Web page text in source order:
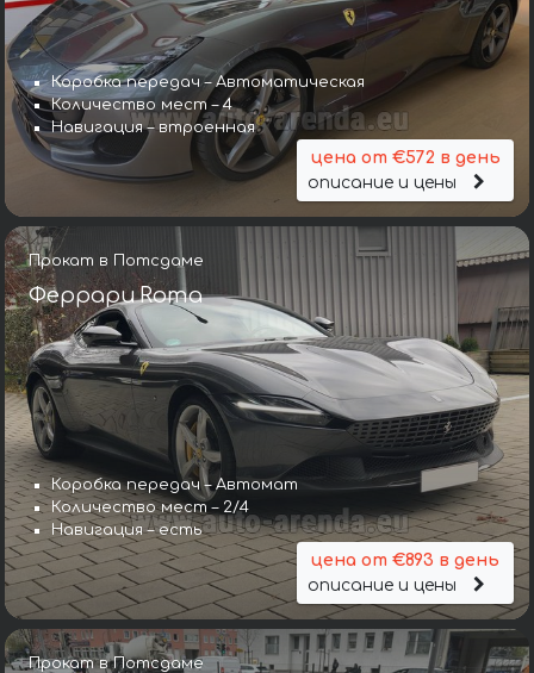
Коробка передач – Автоматическая
Количество мест – 4
Навигация – втроенная
цена от €572 в день
описание и цены
Прокат в Потсдаме
Феррари Roma
Коробка передач – Автомат
Количество мест – 2/4
Навигация – есть
цена от €893 в день
описание и цены
Прокат в Потсдаме